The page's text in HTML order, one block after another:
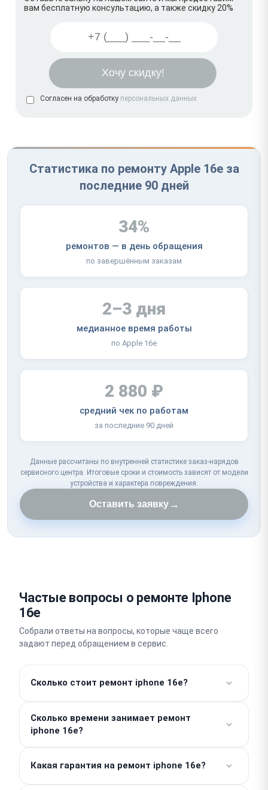
вам бесплатную консультацию, а также скидку 20%
Согласен на обработку персональных данных
Статистика по ремонту Apple 16e за
последние 90 дней
34%
ремонтов — в день обращения
по завершённым заказам
2–3 дня
медианное время работы
по Apple 16e
2 880 ₽
средний чек по работам
за последние 90 дней
Данные рассчитаны по внутренней статистике заказ-нарядов
сервисного центра. Итоговые сроки и стоимость зависят от модели
устройства и характера повреждения.
Оставить заявку→
Частые вопросы о ремонте Iphone
16e
Собрали ответы на вопросы, которые чаще всего
задают перед обращением в сервис.
Сколько стоит ремонт iphone 16e?
рассчитывается отдельно, поэтому итоговая цена
зависит от конкретной поломки. Точную сумму
специалист назовет после проведения
бесплатной диагностики. Мы работаем без
Сколько времени занимает ремонт
iphone 16e?
выполняем в день обращения, зачастую за 1–2
Какая гарантия на ремонт iphone 16e?